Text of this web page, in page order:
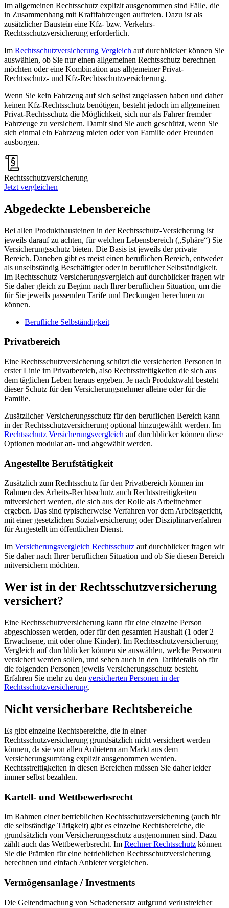
Im allgemeinen Rechtsschutz explizit ausgenommen sind Fälle, die
in Zusammenhang mit Kraftfahrzeugen auftreten. Dazu ist als
zusätzlicher Baustein eine Kfz- bzw. Verkehrs-
Rechtsschutzversicherung erforderlich.
Im Rechtsschutzversicherung Vergleich auf durchblicker können Sie
auswählen, ob Sie nur einen allgemeinen Rechtsschutz berechnen
möchten oder eine Kombination aus allgemeiner Privat-
Rechtsschutz- und Kfz-Rechtsschutzversicherung.
Wenn Sie kein Fahrzeug auf sich selbst zugelassen haben und daher
keinen Kfz-Rechtsschutz benötigen, besteht jedoch im allgemeinen
Privat-Rechtsschutz die Möglichkeit, sich nur als Fahrer fremder
Fahrzeuge zu versichern. Damit sind Sie auch geschützt, wenn Sie
sich einmal ein Fahrzeug mieten oder von Familie oder Freunden
ausborgen.
Rechtsschutzversicherung
Jetzt vergleichen
Abgedeckte Lebensbereiche
Bei allen Produktbausteinen in der Rechtsschutz-Versicherung ist
jeweils darauf zu achten, für welchen Lebensbereich („Sphäre“) Sie
Versicherungsschutz bieten. Die Basis ist jeweils der private
Bereich. Daneben gibt es meist einen beruflichen Bereich, entweder
als unselbständig Beschäftigter oder in beruflicher Selbständigkeit.
Im Rechtsschutz Versicherungsvergleich auf durchblicker fragen wir
Sie daher gleich zu Beginn nach Ihrer beruflichen Situation, um die
für Sie jeweils passenden Tarife und Deckungen berechnen zu
können.
Berufliche Selbständigkeit
Privatbereich
Eine Rechtsschutzversicherung schützt die versicherten Personen in
erster Linie im Privatbereich, also Rechtsstreitigkeiten die sich aus
dem täglichen Leben heraus ergeben. Je nach Produktwahl besteht
dieser Schutz für den Versicherungsnehmer alleine oder für die
Familie.
Zusätzlicher Versicherungsschutz für den beruflichen Bereich kann
in der Rechtsschutzversicherung optional hinzugewählt werden. Im
Rechtsschutz Versicherungsvergleich auf durchblicker können diese
Optionen modular an- und abgewählt werden.
Angestellte Berufstätigkeit
Zusätzlich zum Rechtsschutz für den Privatbereich können im
Rahmen des Arbeits-Rechtsschutz auch Rechtsstreitigkeiten
mitversichert werden, die sich aus der Rolle als Arbeitnehmer
ergeben. Das sind typischerweise Verfahren vor dem Arbeitsgericht,
mit einer gesetzlichen Sozialversicherung oder Disziplinarverfahren
für Angestellt im öffentlichen Dienst.
Im Versicherungsvergleich Rechtsschutz auf durchblicker fragen wir
Sie daher nach Ihrer beruflichen Situation und ob Sie diesen Bereich
mitversichern möchten.
Wer ist in der Rechtsschutzversicherung
versichert?
Eine Rechtsschutzversicherung kann für eine einzelne Person
abgeschlossen werden, oder für den gesamten Haushalt (1 oder 2
Erwachsene, mit oder ohne Kinder). Im Rechtsschutzversicherung
Vergleich auf durchblicker können sie auswählen, welche Personen
versichert werden sollen, und sehen auch in den Tarifdetails ob für
die folgenden Personen jeweils Versicherungsschutz besteht.
Erfahren Sie mehr zu den versicherten Personen in der
Rechtsschutzversicherung.
Nicht versicherbare Rechtsbereiche
Es gibt einzelne Rechtsbereiche, die in einer
Rechtsschutzversicherung grundsätzlich nicht versichert werden
können, da sie von allen Anbietern am Markt aus dem
Versicherungsumfang explizit ausgenommen werden.
Rechtsstreitigkeiten in diesen Bereichen müssen Sie daher leider
immer selbst bezahlen.
Kartell- und Wettbewerbsrecht
Im Rahmen einer betrieblichen Rechtsschutzversicherung (auch für
die selbständige Tätigkeit) gibt es einzelne Rechtsbereiche, die
grundsätzlich vom Versicherungsschutz ausgenommen sind. Dazu
zählt auch das Wettbewerbsrecht. Im Rechner Rechtsschutz können
Sie die Prämien für eine betrieblichen Rechtsschutzversicherung
berechnen und einfach Anbieter vergleichen.
Vermögensanlage / Investments
Die Geltendmachung von Schadenersatz aufgrund verlustreicher